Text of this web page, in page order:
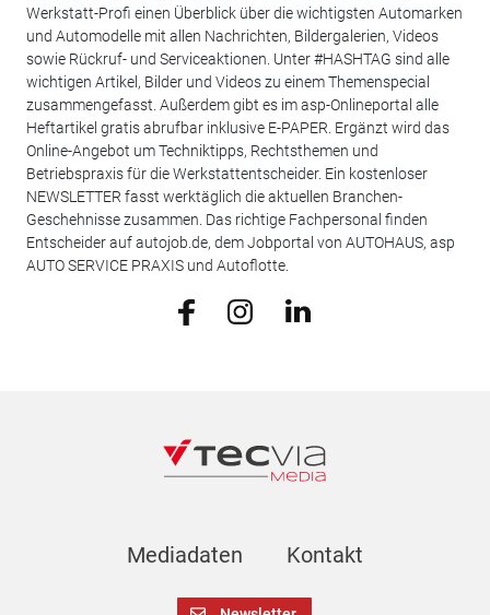
Werkstatt-Profi einen Überblick über die wichtigsten Automarken
und Automodelle mit allen Nachrichten, Bildergalerien, Videos
sowie Rückruf- und Serviceaktionen. Unter #HASHTAG sind alle
wichtigen Artikel, Bilder und Videos zu einem Themenspecial
zusammengefasst. Außerdem gibt es im asp-Onlineportal alle
Heftartikel gratis abrufbar inklusive E-PAPER. Ergänzt wird das
Online-Angebot um Techniktipps, Rechtsthemen und
Betriebspraxis für die Werkstattentscheider. Ein kostenloser
NEWSLETTER fasst werktäglich die aktuellen Branchen-
Geschehnisse zusammen. Das richtige Fachpersonal finden
Entscheider auf autojob.de, dem Jobportal von AUTOHAUS, asp
AUTO SERVICE PRAXIS und Autoflotte.
Mediadaten Kontakt